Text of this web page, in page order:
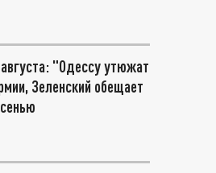
"Одессу утюжат
Зеленский обещает